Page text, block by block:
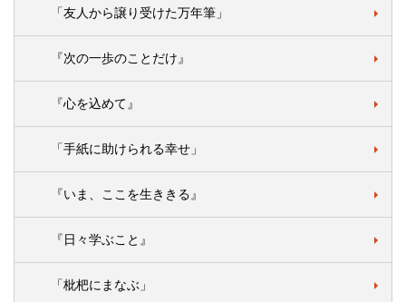
「友人から譲り受けた万年筆」
『次の一歩のことだけ』
『心を込めて』
「手紙に助けられる幸せ」
『いま、ここを生ききる』
『日々学ぶこと』
「枇杷にまなぶ」